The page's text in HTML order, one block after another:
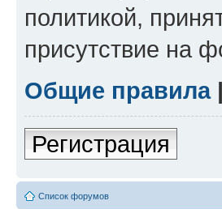
политикой,
присутствие на
Общие правила|
Регистрация
Список форумов